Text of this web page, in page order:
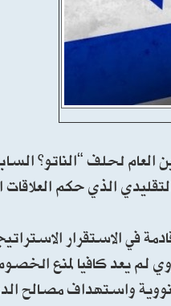
لحلف “الناتو”
الذي حكم العلاقات
في الاستقرار
لم يعد كافيا لمنع
واستهداف مصالح